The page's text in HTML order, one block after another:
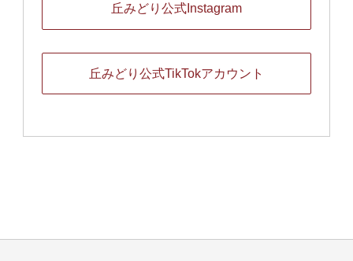
丘みどり公式Instagram
丘みどり公式TikTokアカウント